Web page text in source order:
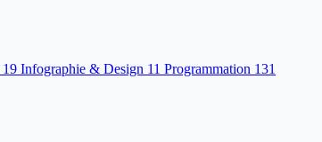
19 Infographie & Design 11 Programmation 131